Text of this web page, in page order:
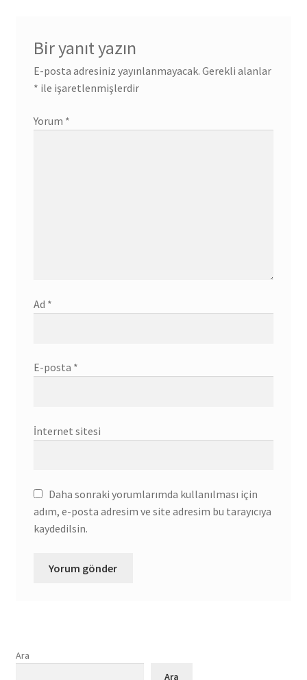
Bir yanıt yazın
E-posta adresiniz yayınlanmayacak. Gerekli alanlar
* ile işaretlenmişlerdir
Yorum *
Ad *
E-posta *
İnternet sitesi
Daha sonraki yorumlarımda kullanılması için
adım, e-posta adresim ve site adresim bu tarayıcıya
kaydedilsin.
Ara
Ara